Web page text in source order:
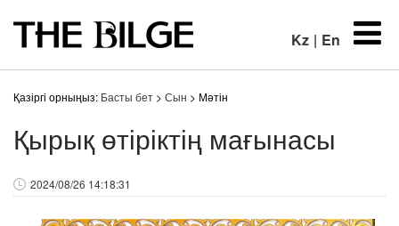
Kz | En
Қазіргі орныңыз: Басты бет > Сын > Мәтін
Қырық өтіріктің мағынасы
2024/08/26 14:18:31